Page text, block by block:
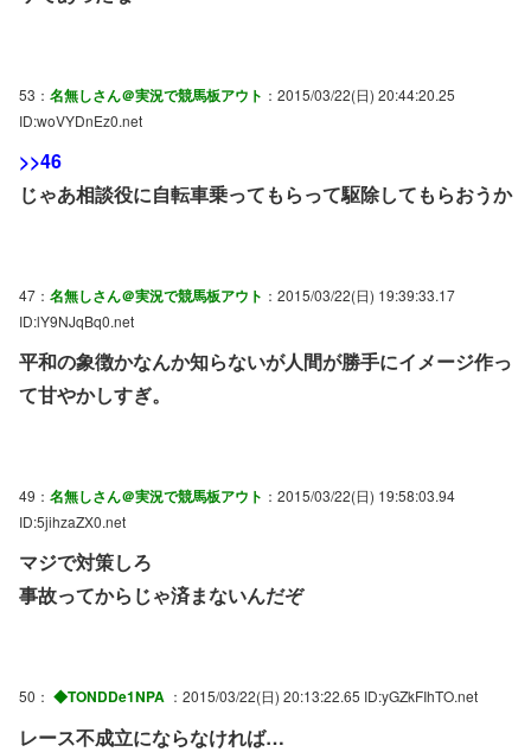
53： 名無しさん＠実況で競馬板アウト ：2015/03/22(日) 20:44:20.25
ID:woVYDnEz0.net
>>46
じゃあ相談役に自転車乗ってもらって駆除してもらおうか
47： 名無しさん＠実況で競馬板アウト ：2015/03/22(日) 19:39:33.17
ID:lY9NJqBq0.net
平和の象徴かなんか知らないが人間が勝手にイメージ作っ
て甘やかしすぎ。
49： 名無しさん＠実況で競馬板アウト ：2015/03/22(日) 19:58:03.94
ID:5jihzaZX0.net
マジで対策しろ
事故ってからじゃ済まないんだぞ
50： ◆TONDDe1NPA ：2015/03/22(日) 20:13:22.65 ID:yGZkFIhTO.net
レース不成立にならなければ…